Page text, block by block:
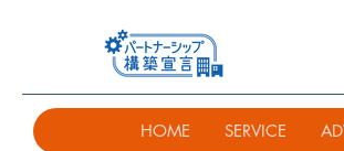
HOME SERVICE